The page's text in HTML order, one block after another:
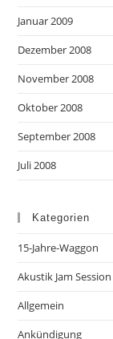
Januar 2009
Dezember 2008
November 2008
Oktober 2008
September 2008
Juli 2008
Kategorien
15-Jahre-Waggon
Akustik Jam Session
Allgemein
Ankündigung